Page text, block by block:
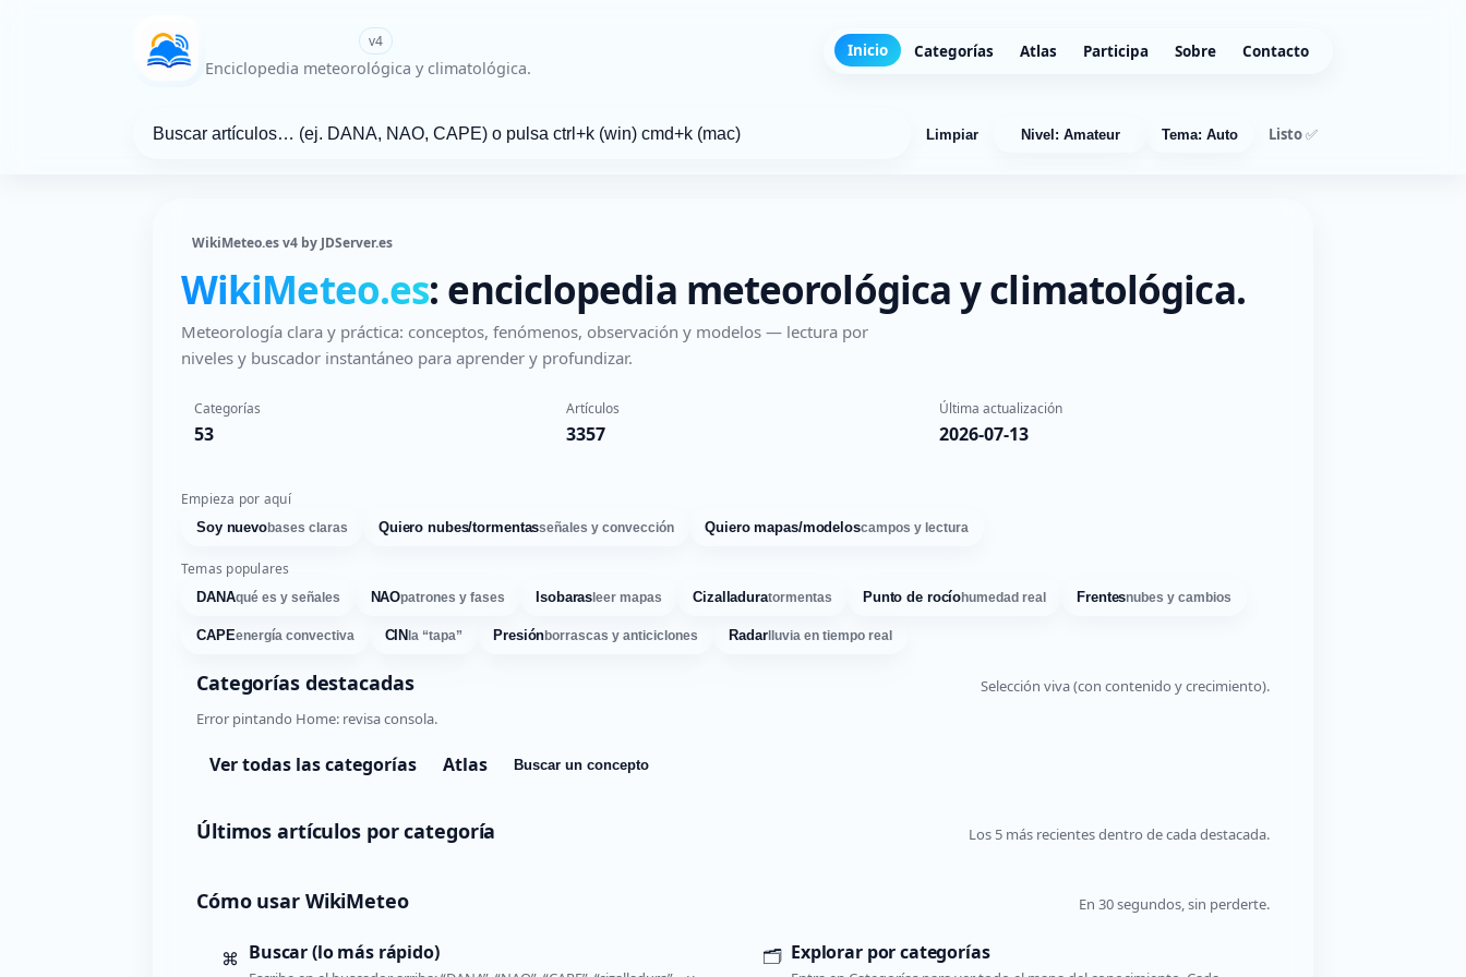
WikiMeteo.es v4
Enciclopedia meteorológica y climatológica.
Inicio Categorías Atlas Participa Sobre Contacto
Limpiar Nivel: Amateur Tema: Auto Listo ✅
WikiMeteo.es v4 by JDServer.es
WikiMeteo.es: enciclopedia meteorológica y climatológica.
Meteorología clara y práctica: conceptos, fenómenos, observación y modelos — lectura por
niveles y buscador instantáneo para aprender y profundizar.
Categorías
53
Artículos
3357
Última actualización
2026-07-13
Empieza por aquí
Soy nuevobases claras Quiero nubes/tormentasseñales y convección Quiero mapas/modeloscampos y lectura
Temas populares
DANAqué es y señales NAOpatrones y fases Isobarasleer mapas Cizalladuratormentas Punto de rocíohumedad real Frentesnubes y cambios
CAPEenergía convectiva CIN la “tapa” Presiónborrascas y anticiclones Radarlluvia en tiempo real
Categorías destacadas
Selección viva (con contenido y crecimiento).
Error pintando Home: revisa consola.
Ver todas las categorías Atlas Buscar un concepto
Últimos artículos por categoría Los 5 más recientes dentro de cada destacada.
Cómo usar WikiMeteo En 30 segundos, sin perderte.
⌘ Buscar (lo más rápido) 🗂️ Explorar por categorías